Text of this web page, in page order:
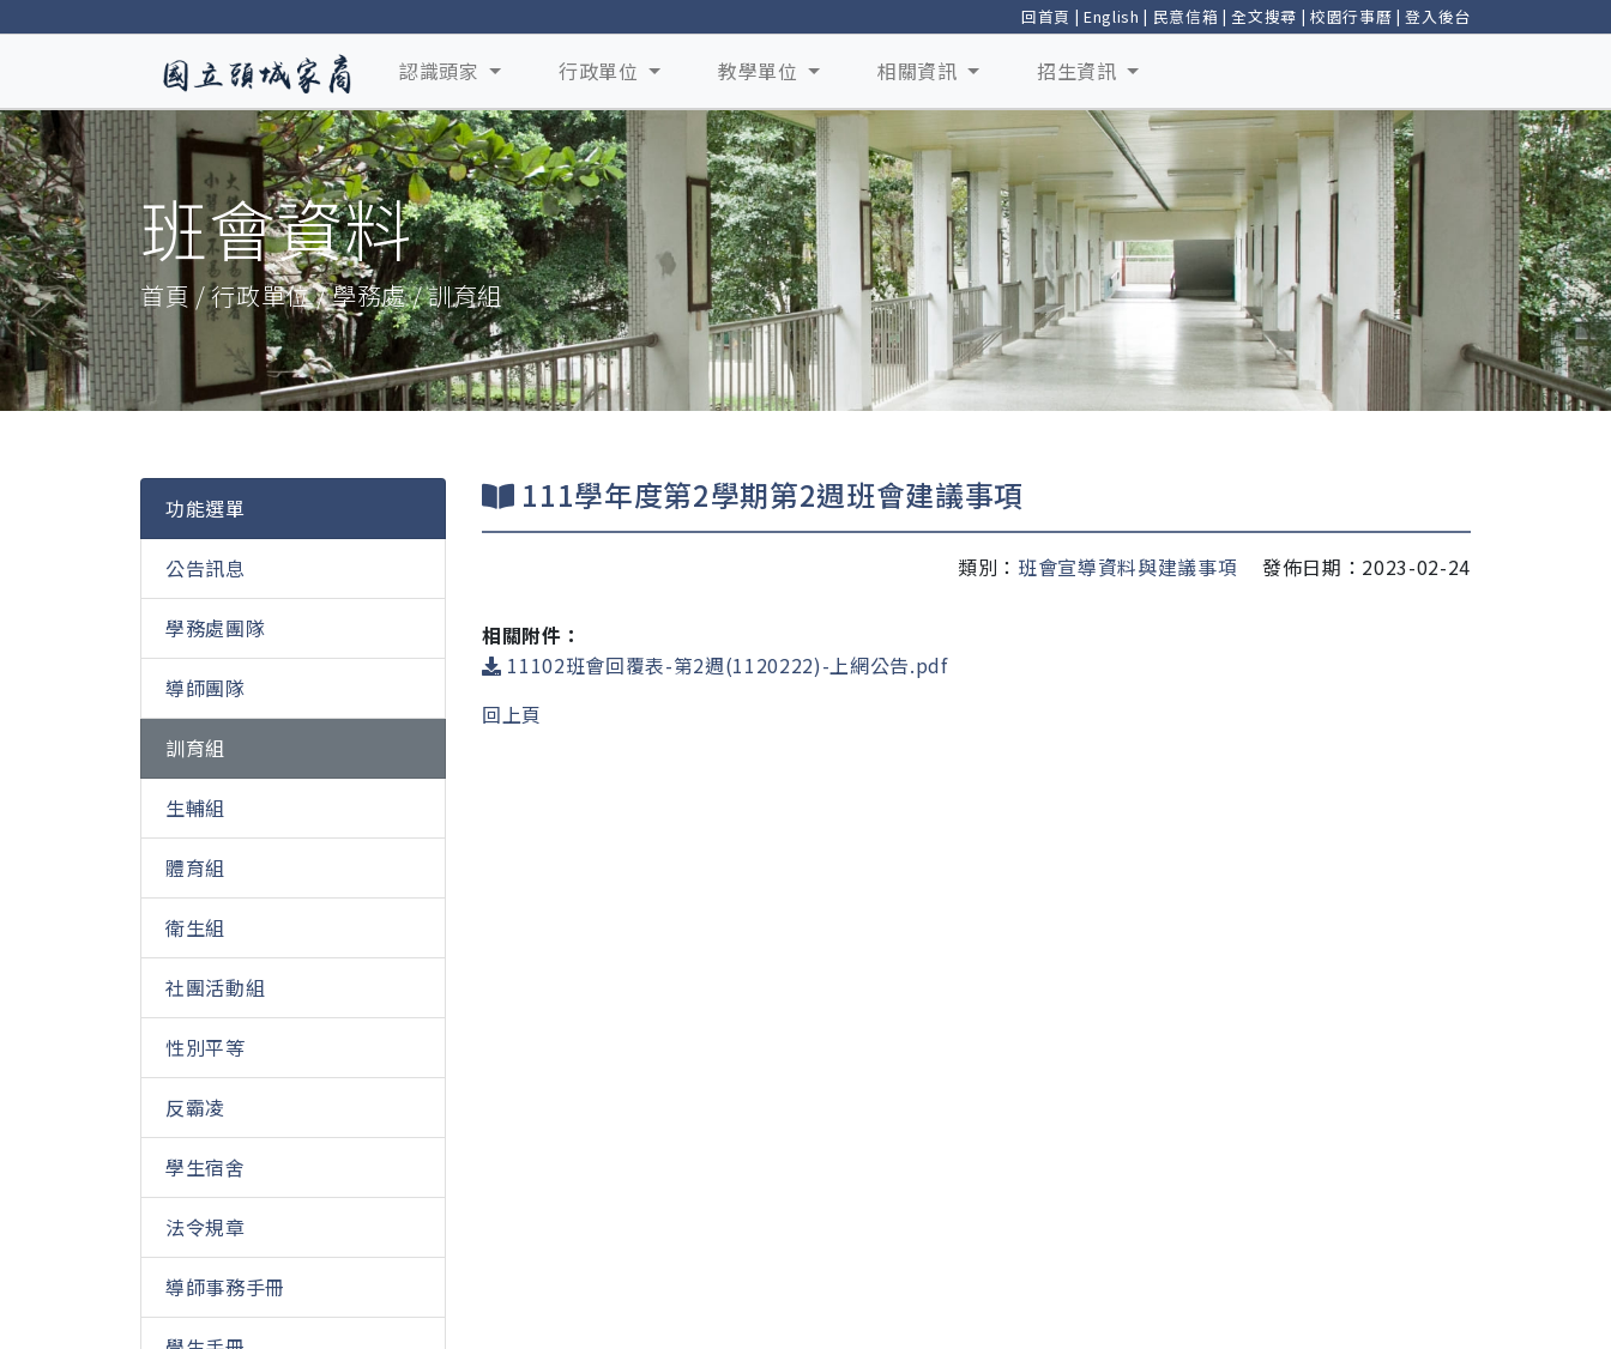
回首頁 | English | 民意信箱 |全文搜尋 | 校園行事曆 |登入後台
認識頭家 行政單位 教學單位 相關資訊 招生資訊
班會資料
首頁 / 行政單位 / 學務處 / 訓育組
功能選單
公告訊息
學務處團隊
導師團隊
訓育組
生輔組
體育組
衛生組
社團活動組
性別平等
反霸凌
學生宿舍
法令規章
導師事務手冊
111學年度第2學期第2週班會建議事項
類別： 班會宣導資料與建議事項 發佈日期：2023-02-24
相關附件：
11102班會回覆表-第2週(1120222)-上網公告.pdf
回上頁